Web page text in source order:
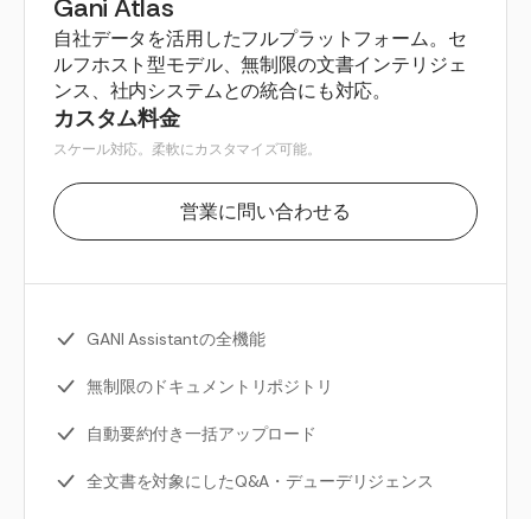
Gani Atlas
自社データを活用したフルプラットフォーム。セ
ルフホスト型モデル、無制限の文書インテリジェ
ンス、社内システムとの統合にも対応。
カスタム料金
スケール対応。柔軟にカスタマイズ可能。
営業に問い合わせる
GANI Assistantの全機能
無制限のドキュメントリポジトリ
自動要約付き一括アップロード
全文書を対象にしたQ&A・デューデリジェンス